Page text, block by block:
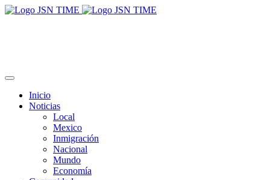
Inicio
Noticias
Local
Mexico
Inmigración
Nacional
Mundo
Economía